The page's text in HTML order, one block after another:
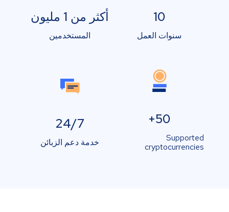
10
سنوات العمل
أكثر من 1 مليون
المستخدمين
50+
Supported
cryptocurrencies
24/7
خدمة دعم الزبائن